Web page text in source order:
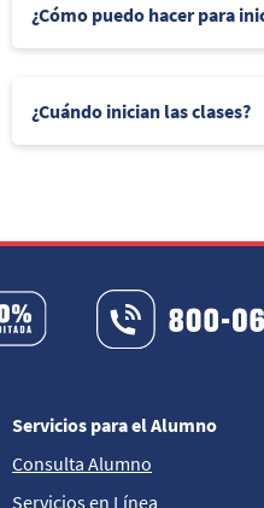
¿Cómo puedo hacer para
¿Cuándo inician las clases?
Servicios para el Alumno
Consulta Alumno
Servicios en Línea